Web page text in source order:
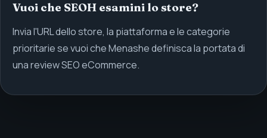
Vuoi che SEOH esamini lo store?
Invia l'URL dello store, la piattaforma e le categorie
prioritarie se vuoi che Menashe definisca la portata di
una review SEO eCommerce.